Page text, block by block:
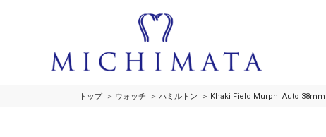
トップ ウォッチ ハミルトン Khaki Field Murphl Auto 38mm